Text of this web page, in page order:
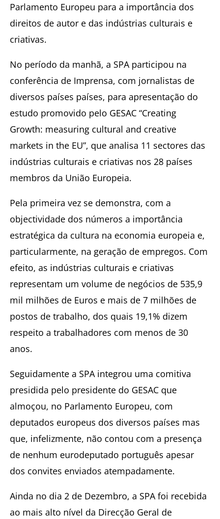
Parlamento Europeu para a importância dos
direitos de autor e das indústrias culturais e
criativas.
No período da manhã, a SPA participou na
conferência de Imprensa, com jornalistas de
diversos países países, para apresentação do
estudo promovido pelo GESAC “Creating
Growth: measuring cultural and creative
markets in the EU”, que analisa 11 sectores das
indústrias culturais e criativas nos 28 países
membros da União Europeia.
Pela primeira vez se demonstra, com a
objectividade dos números a importância
estratégica da cultura na economia europeia e,
particularmente, na geração de empregos. Com
efeito, as indústrias culturais e criativas
representam um volume de negócios de 535,9
mil milhões de Euros e mais de 7 milhões de
postos de trabalho, dos quais 19,1% dizem
respeito a trabalhadores com menos de 30
anos.
Seguidamente a SPA integrou uma comitiva
presidida pelo presidente do GESAC que
almoçou, no Parlamento Europeu, com
deputados europeus dos diversos países mas
que, infelizmente, não contou com a presença
de nenhum eurodeputado português apesar
dos convites enviados atempadamente.
Ainda no dia 2 de Dezembro, a SPA foi recebida
ao mais alto nível da Direcção Geral de